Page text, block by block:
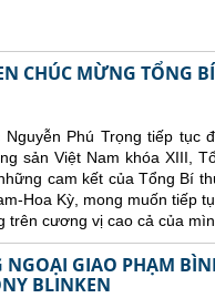
CHÚC MỪNG TỔNG
Phú Trọng tiếp tục
sản Việt Nam khóa XIII,
cam kết của Tổng Bí
Hoa Kỳ, mong muốn tiếp
trên cương vị cao cả của
NGOẠI GIAO PHẠM
BLINKEN